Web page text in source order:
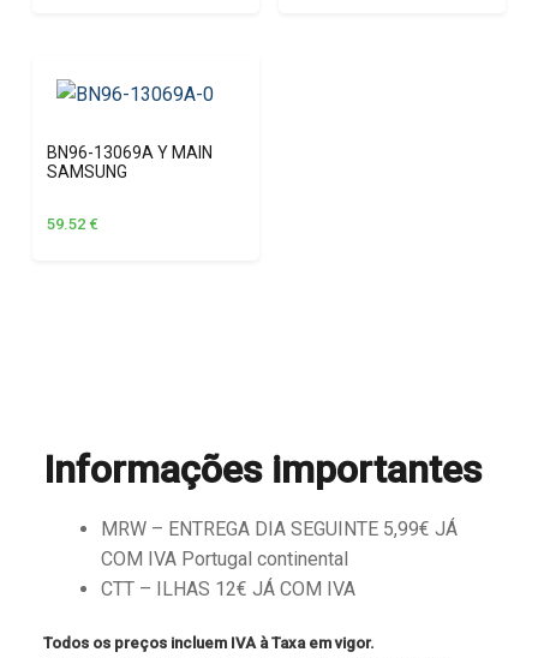
BN96-13069A Y MAIN
SAMSUNG
59.52 €
Informações importantes
MRW – ENTREGA DIA SEGUINTE 5,99€ JÁ
COM IVA Portugal continental
CTT – ILHAS 12€ JÁ COM IVA
Todos os preços incluem IVA à Taxa em vigor.